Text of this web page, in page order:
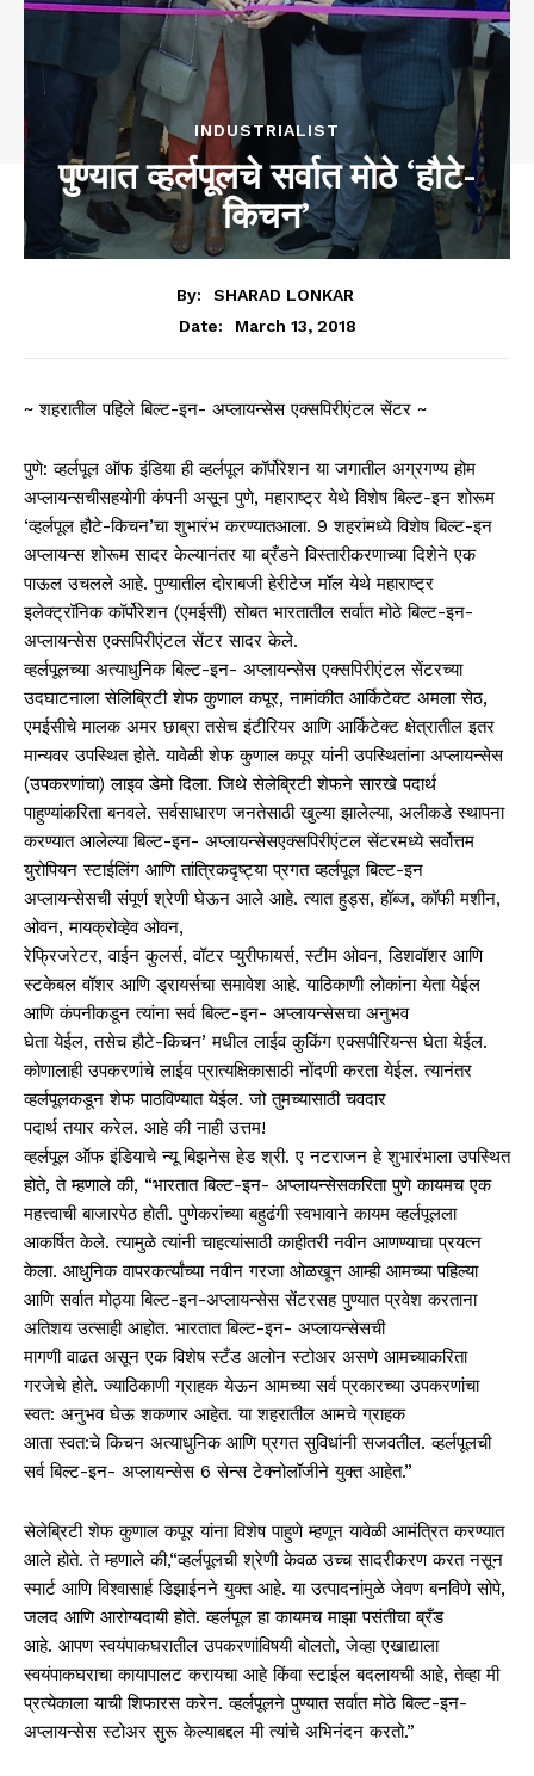
INDUSTRIALIST
पुण्यात व्हर्लपूलचे सर्वात मोठे ‘हौटे-
किचन’
By:
SHARAD LONKAR
Date:
March 13, 2018
~ शहरातील पहिले बिल्ट-इन- अप्लायन्सेस एक्सपिरीएंटल सेंटर ~
पुणे: व्हर्लपूल ऑफ इंडिया ही व्हर्लपूल कॉर्पोरेशन या जगातील अग्रगण्य होम
अप्लायन्सचीसहयोगी कंपनी असून पुणे, महाराष्ट्र येथे विशेष बिल्ट-इन शोरूम
‘व्हर्लपूल हौटे-किचन’चा शुभारंभ करण्यातआला. 9 शहरांमध्ये विशेष बिल्ट-इन
अप्लायन्स शोरूम सादर केल्यानंतर या ब्रँडने विस्तारीकरणाच्या दिशेने एक
पाऊल उचलले आहे. पुण्यातील दोराबजी हेरीटेज मॉल येथे महाराष्ट्र
इलेक्ट्रॉनिक कॉर्पोरेशन (एमईसी) सोबत भारतातील सर्वात मोठे बिल्ट-इन-
अप्लायन्सेस एक्सपिरीएंटल सेंटर सादर केले.
व्हर्लपूलच्या अत्याधुनिक बिल्ट-इन- अप्लायन्सेस एक्सपिरीएंटल सेंटरच्या
उदघाटनाला सेलिब्रिटी शेफ कुणाल कपूर, नामांकीत आर्किटेक्ट अमला सेठ,
एमईसीचे मालक अमर छाब्रा तसेच इंटीरियर आणि आर्किटेक्ट क्षेत्रातील इतर
मान्यवर उपस्थित होते. यावेळी शेफ कुणाल कपूर यांनी उपस्थितांना अप्लायन्सेस
(उपकरणांचा) लाइव डेमो दिला. जिथे सेलेब्रिटी शेफने सारखे पदार्थ
पाहुण्यांकरिता बनवले. सर्वसाधारण जनतेसाठी खुल्या झालेल्या, अलीकडे स्थापना
करण्यात आलेल्या बिल्ट-इन- अप्लायन्सेसएक्सपिरीएंटल सेंटरमध्ये सर्वोत्तम
युरोपियन स्टाईलिंग आणि तांत्रिकदृष्ट्या प्रगत व्हर्लपूल बिल्ट-इन
अप्लायन्सेसची संपूर्ण श्रेणी घेऊन आले आहे. त्यात हुड्स, हॉब्ज, कॉफी मशीन,
ओवन, मायक्रोव्हेव ओवन,
रेफ्रिजरेटर, वाईन कुलर्स, वॉटर प्युरीफायर्स, स्टीम ओवन, डिशवॉशर आणि
स्टकेबल वॉशर आणि ड्रायर्सचा समावेश आहे. याठिकाणी लोकांना येता येईल
आणि कंपनीकडून त्यांना सर्व बिल्ट-इन- अप्लायन्सेसचा अनुभव
घेता येईल, तसेच हौटे-किचन’ मधील लाईव कुकिंग एक्सपीरियन्स घेता येईल.
कोणालाही उपकरणांचे लाईव प्रात्यक्षिकासाठी नोंदणी करता येईल. त्यानंतर
व्हर्लपूलकडून शेफ पाठविण्यात येईल. जो तुमच्यासाठी चवदार
पदार्थ तयार करेल. आहे की नाही उत्तम!
व्हर्लपूल ऑफ इंडियाचे न्यू बिझनेस हेड श्री. ए नटराजन हे शुभारंभाला उपस्थित
होते, ते म्हणाले की, “भारतात बिल्ट-इन- अप्लायन्सेसकरिता पुणे कायमच एक
महत्त्वाची बाजारपेठ होती. पुणेकरांच्या बहुढंगी स्वभावाने कायम व्हर्लपूलला
आकर्षित केले. त्यामुळे त्यांनी चाहत्यांसाठी काहीतरी नवीन आणण्याचा प्रयत्न
केला. आधुनिक वापरकर्त्यांच्या नवीन गरजा ओळखून आम्ही आमच्या पहिल्या
आणि सर्वात मोठ्या बिल्ट-इन-अप्लायन्सेस सेंटरसह पुण्यात प्रवेश करताना
अतिशय उत्साही आहोत. भारतात बिल्ट-इन- अप्लायन्सेसची
मागणी वाढत असून एक विशेष स्टँड अलोन स्टोअर असणे आमच्याकरिता
गरजेचे होते. ज्याठिकाणी ग्राहक येऊन आमच्या सर्व प्रकारच्या उपकरणांचा
स्वत: अनुभव घेऊ शकणार आहेत. या शहरातील आमचे ग्राहक
आता स्वत:चे किचन अत्याधुनिक आणि प्रगत सुविधांनी सजवतील. व्हर्लपूलची
सर्व बिल्ट-इन- अप्लायन्सेस 6 सेन्स टेक्नोलॉजीने युक्त आहेत.”
सेलेब्रिटी शेफ कुणाल कपूर यांना विशेष पाहुणे म्हणून यावेळी आमंत्रित करण्यात
आले होते. ते म्हणाले की,“व्हर्लपूलची श्रेणी केवळ उच्च सादरीकरण करत नसून
स्मार्ट आणि विश्वासार्ह डिझाईनने युक्त आहे. या उत्पादनांमुळे जेवण बनविणे सोपे,
जलद आणि आरोग्यदायी होते. व्हर्लपूल हा कायमच माझा पसंतीचा ब्रँड
आहे. आपण स्वयंपाकघरातील उपकरणांविषयी बोलतो, जेव्हा एखाद्याला
स्वयंपाकघराचा कायापालट करायचा आहे किंवा स्टाईल बदलायची आहे, तेव्हा मी
प्रत्येकाला याची शिफारस करेन. व्हर्लपूलने पुण्यात सर्वात मोठे बिल्ट-इन-
अप्लायन्सेस स्टोअर सुरू केल्याबद्दल मी त्यांचे अभिनंदन करतो.”